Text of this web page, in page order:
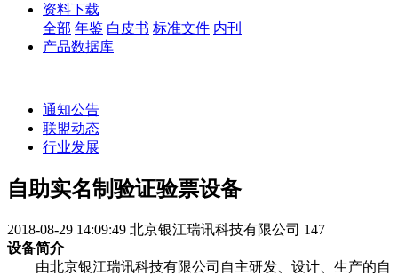
资料下载
全部 年鉴 白皮书 标准文件 内刊
产品数据库
通知公告
联盟动态
行业发展
自助实名制验证验票设备
2018-08-29 14:09:49 北京银江瑞讯科技有限公司 147
设备简介
由北京银江瑞讯科技有限公司自主研发、设计、生产的自